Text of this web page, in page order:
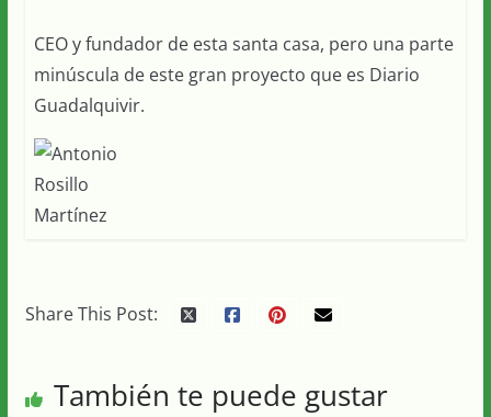
CEO y fundador de esta santa casa, pero una parte
minúscula de este gran proyecto que es Diario
Guadalquivir.
Share This Post:
También te puede gustar